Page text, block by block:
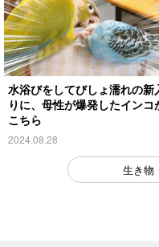
水浴びをしてびしょ濡れの新
りに、母性が爆発したインコ
こちら
2024.08.28
生き物